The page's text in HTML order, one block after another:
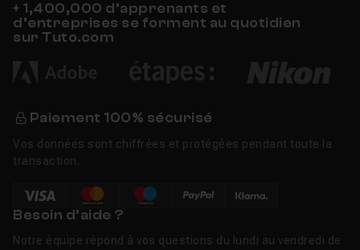
+ 1,400,000 d’apprenants et
d’entreprises se forment au quotidien
sur Tuto.com
Paiement 100% sécurisé
Vos données sont chiffrées et protégées pendant toute la
transaction.
Besoin d’aide ?
Notre équipe répond à vos questions du lundi au vendredi de